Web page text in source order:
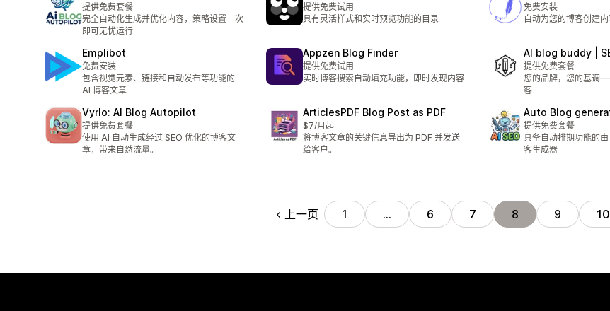
提供免费套餐
完全自动化生成并优化内容，策略设置一次
即可无忧运行
提供免费试用
具有灵活样式和实时预览功能的目录
免费安装
自动为您的博客创建内
Emplibot
免费安装
包含视觉元素、链接和自动发布等功能的
AI 博客文章
Appzen Blog Finder
提供免费试用
实时博客搜索自动填充功能，即时发现内容
AI blog buddy |
提供免费套餐
您的品牌，您的基调
客
Vyrlo: AI Blog Autopilot
提供免费套餐
使用 AI 自动生成经过 SEO 优化的博客文
章，带来自然流量。
ArticlesPDF Blog Post as PDF
$7/月起
将博客文章的关键信息导出为 PDF 并发送
给客户。
Auto Blog
提供免费套餐
具备自动排期功能的
客生成器
上一页 1 … 6 7 8 9 10